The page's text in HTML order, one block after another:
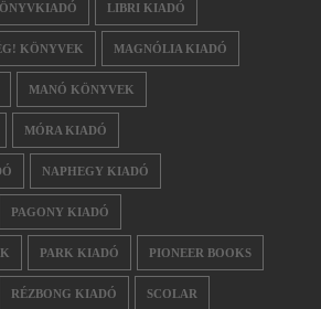
LIBRI KIADÓ
KÖNYVEK MAGNÓLIA KIADÓ
MANÓ KÖNYVEK
MÓRA KIADÓ
NAPHEGY KIADÓ
PAGONY KIADÓ
PARK KIADÓ PIONEER BOOKS
RÉZBONG KIADÓ SCOLAR